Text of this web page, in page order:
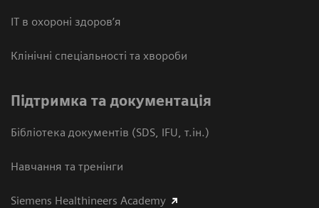
ІТ в охороні здоров’я
Клінічні спеціальності та хвороби
Підтримка та документація
Бібліотека документів (SDS, IFU, т.ін.)
Навчання та тренінги
Siemens Healthineers Academy